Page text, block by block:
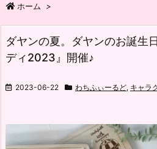
ホーム >
ダヤンの夏。ダヤンのお誕生
ディ2023』開催♪
2023-06-22 わちふぃーるど, キャラ